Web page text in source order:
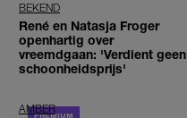
BEKEND
René en Natasja Froger
openhartig over
vreemdgaan: 'Verdient geen
schoonheidsprijs'
AMBER